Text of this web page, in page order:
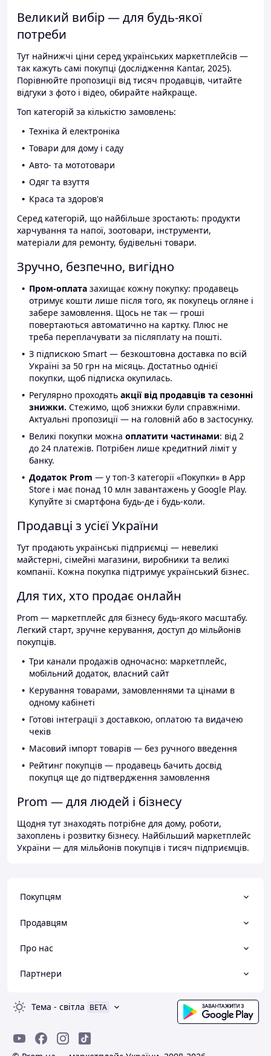
Великий вибір — для будь-якої
потреби
Тут найнижчі ціни серед українських маркетплейсів —
так кажуть самі покупці (дослідження Kantar, 2025).
Порівнюйте пропозиції від тисяч продавців, читайте
відгуки з фото і відео, обирайте найкраще.
Топ категорій за кількістю замовлень:
Техніка й електроніка
Товари для дому і саду
Авто- та мототовари
Одяг та взуття
Краса та здоров'я
Серед категорій, що найбільше зростають: продукти
харчування та напої, зоотовари, інструменти,
матеріали для ремонту, будівельні товари.
Зручно, безпечно, вигідно
Пром-оплата захищає кожну покупку: продавець
отримує кошти лише після того, як покупець огляне і
забере замовлення. Щось не так — гроші
повертаються автоматично на картку. Плюс не
треба переплачувати за післяплату на пошті.
З підпискою Smart — безкоштовна доставка по всій
Україні за 50 грн на місяць. Достатньо однієї
покупки, щоб підписка окупилась.
Регулярно проходять акції від продавців та сезонні
знижки. Стежимо, щоб знижки були справжніми.
Актуальні пропозиції — на головній або в застосунку.
Великі покупки можна оплатити частинами: від 2
до 24 платежів. Потрібен лише кредитний ліміт у
банку.
Додаток Prom — у топ-3 категорії «Покупки» в App
Store і має понад 10 млн завантажень у Google Play.
Купуйте зі смартфона будь-де і будь-коли.
Продавці з усієї України
Тут продають українські підприємці — невеликі
майстерні, сімейні магазини, виробники та великі
компанії. Кожна покупка підтримує український бізнес.
Для тих, хто продає онлайн
Prom — маркетплейс для бізнесу будь-якого масштабу.
Легкий старт, зручне керування, доступ до мільйонів
покупців.
Три канали продажів одночасно: маркетплейс,
мобільний додаток, власний сайт
Керування товарами, замовленнями та цінами в
одному кабінеті
Готові інтеграції з доставкою, оплатою та видачею
чеків
Масовий імпорт товарів — без ручного введення
Рейтинг покупців — продавець бачить досвід
покупця ще до підтвердження замовлення
Prom — для людей і бізнесу
Щодня тут знаходять потрібне для дому, роботи,
захоплень і розвитку бізнесу. Найбільший маркетплейс
України — для мільйонів покупців і тисяч підприємців.
Покупцям
Продавцям
Про нас
Партнери
Тема - світла BETA